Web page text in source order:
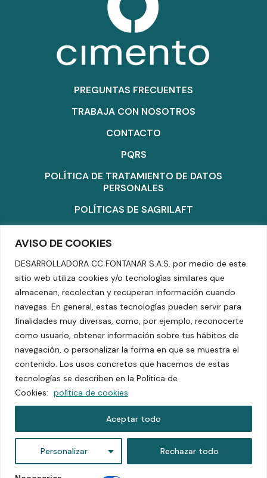
AVISO DE COOKIES
DESARROLLADORA CC FONTANAR S.A.S. por medio de este
sitio web utiliza cookies y/o tecnologías similares que
almacenan, recolectan y recuperan información cuando
navegas. En general, estas tecnologías pueden servir para
finalidades muy diversas, como, por ejemplo, reconocerte
como usuario, obtener información sobre tus hábitos de
navegación, o personalizar la forma en que se muestra el
contenido. Los usos concretos que hacemos de estas
tecnologías se describen en la Política de
Cookies: política de cookies
Personalizar Rechazar todo
Aceptar todo
PREGUNTAS FRECUENTES
TRABAJA CON NOSOTROS
CONTACTO
PQRS
POLÍTICA DE TRATAMIENTO DE DATOS
PERSONALES
POLÍTICAS DE SAGRILAFT
TÉRMINOS Y CONDICIONES
SUPERINTENDENCIA DE INDUSTRIA Y COMERCIO
TEL: +601 5804070
DIRECCIÓN KM 2.5 VÍA CHÍA – CAJICÁ
© 2024 todos los derechos reservados.